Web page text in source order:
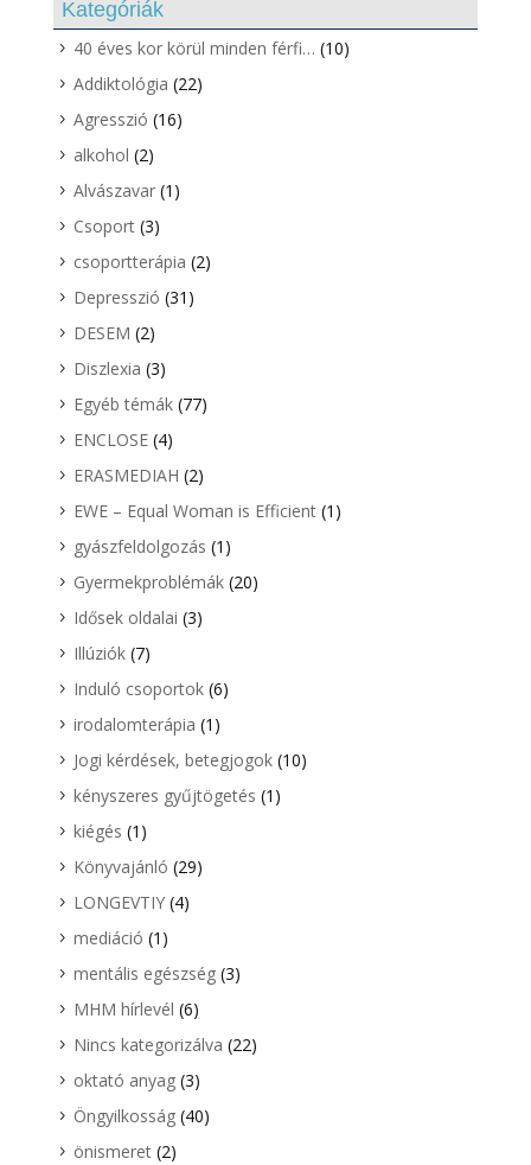
Kategóriák
40 éves kor körül minden férfi… (10)
Addiktológia (22)
Agresszió (16)
alkohol (2)
Alvászavar(1)
Csoport(3)
csoportterápia (2)
Depresszió (31)
DESEM (2)
Diszlexia (3)
Egyéb témák(77)
ENCLOSE(4)
ERASMEDIAH (2)
EWE – Equal Woman is Efficient(1)
gyászfeldolgozás (1)
Gyermekproblémák(20)
Idősek oldalai (3)
Illúziók(7)
Induló csoportok(6)
irodalomterápia (1)
Jogi kérdések, betegjogok(10)
kényszeres gyűjtögetés (1)
kiégés (1)
Könyvajánló (29)
LONGEVTIY(4)
mediáció (1)
mentális egészség(3)
MHM hírlevél (6)
Nincs kategorizálva (22)
oktató anyag(3)
Öngyilkosság(40)
önismeret(2)